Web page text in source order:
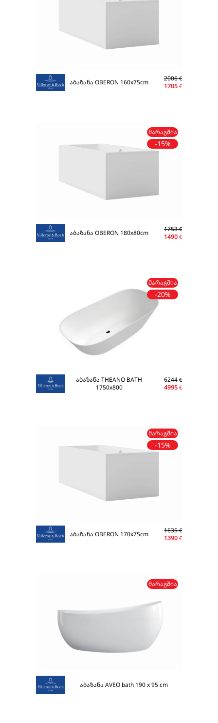
აბაზანა OBERON 160x75cm 2006€
1705 €
ᲛᲐᲠᲐᲒᲨᲘᲐ
-15%
აბაზანა OBERON 180x80cm 1753€
1490 €
ᲛᲐᲠᲐᲒᲨᲘᲐ
-20%
აბაზანა THEANO BATH
1750x800
6244€
4995 €
ᲛᲐᲠᲐᲒᲨᲘᲐ
-15%
აბაზანა OBERON 170x75cm 1635€
1390 €
ᲛᲐᲠᲐᲒᲨᲘᲐ
აბაზანა AVEO bath 190 x 95 cm